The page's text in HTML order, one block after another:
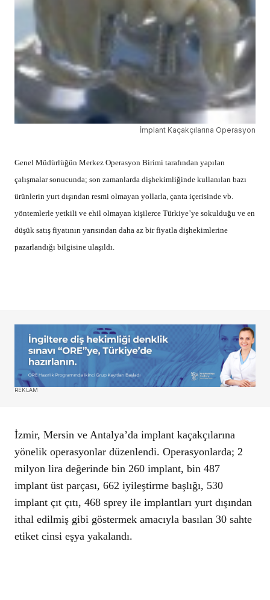
İmplant Kaçakçılarına Operasyon
Genel Müdürlüğün Merkez Operasyon Birimi tarafından yapılan
çalışmalar sonucunda; son zamanlarda dişhekimliğinde kullanılan bazı
ürünlerin yurt dışından resmi olmayan yollarla, çanta içerisinde vb.
yöntemlerle yetkili ve ehil olmayan kişilerce Türkiye’ye sokulduğu ve en
düşük satış fiyatının yarısından daha az bir fiyatla dişhekimlerine
pazarlandığı bilgisine ulaşıldı.
REKLAM
İzmir, Mersin ve Antalya’da implant kaçakçılarına
yönelik operasyonlar düzenlendi. Operasyonlarda; 2
milyon lira değerinde bin 260 implant, bin 487
implant üst parçası, 662 iyileştirme başlığı, 530
implant çıt çıtı, 468 sprey ile implantları yurt dışından
ithal edilmiş gibi göstermek amacıyla basılan 30 sahte
etiket cinsi eşya yakalandı.